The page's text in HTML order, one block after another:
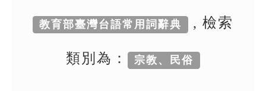
生字詞彙表
教育部臺灣台語常用詞辭典 , 檢索
類別為： 宗教、民俗